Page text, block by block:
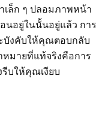
เล็ก ๆ ปลอมภาพหน้า
นอยู่ในนั้นอยู่แล้ว การ
บังคับให้คุณตอบกลับ
มายที่แท้จริงคือการ
บให้คุณเงียบ